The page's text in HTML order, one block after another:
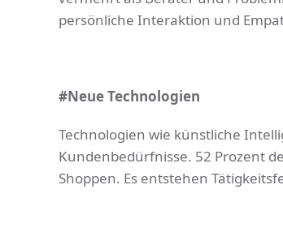
persönliche Interaktion und
#Neue Technologien
Technologien wie künstliche
Kundenbedürfnisse. 52 Prozent
Shoppen. Es entstehen